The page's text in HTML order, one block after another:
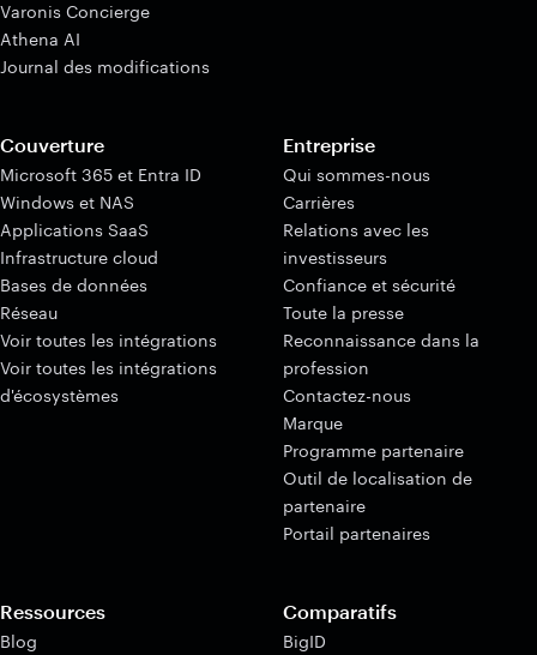
Varonis Concierge
Athena AI
Journal des modifications
Couverture
Microsoft 365 et Entra ID
Windows et NAS
Applications SaaS
Infrastructure cloud
Bases de données
Réseau
Voir toutes les intégrations
Voir toutes les intégrations
d'écosystèmes
Entreprise
Qui sommes-nous
Carrières
Relations avec les
investisseurs
Confiance et sécurité
Toute la presse
Reconnaissance dans la
profession
Contactez-nous
Marque
Programme partenaire
Outil de localisation de
partenaire
Portail partenaires
Ressources
Blog
Comparatifs
BigID